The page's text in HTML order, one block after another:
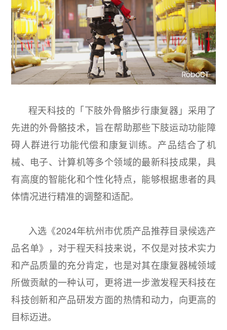
程天科技的「下肢外骨骼步行康复器」采用了
先进的外骨骼技术，旨在帮助那些下肢运动功能障
碍人群进行功能代偿和康复训练。产品结合了机
械、电子、计算机等多个领域的最新科技成果，具
有高度的智能化和个性化特点，能够根据患者的具
体情况进行精准的调整和适配。
入选《2024年杭州市优质产品推荐目录候选产
品名单》，对于程天科技来说，不仅是对技术实力
和产品质量的充分肯定，也是对其在康复器械领域
所做贡献的一种认可，更将进一步激发程天科技在
科技创新和产品研发方面的热情和动力，向更高的
目标迈进。